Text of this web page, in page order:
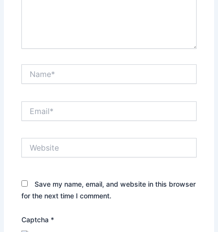
Save my name, email, and website in this browser
for the next time I comment.
Captcha *